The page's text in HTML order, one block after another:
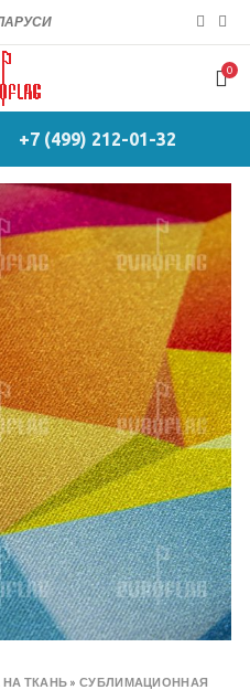
0
+7 (499) 212-01-32
ТКАНЬ »СУБЛИМАЦИОННАЯ